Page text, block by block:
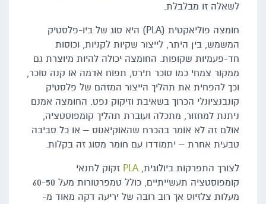
לשאלה זו מבלבלת.
חומצה פוליאקטית (PLA) היא סוג של ביו-פלסטיק
המשמש, בין היתר, לייצור שקיות לקניות, וכוסות
חד-פעמיות שקופות. החומצה יכולה להיות מיוצרת גם
ממקור צמחי כמו סוכר תירס, תפוח אדמה או קנה סוכר,
וכך להפחית את תהליך הייצור המזהם של פלסטיק
קונבנציונלי הכרוך בשאיבת וזיקוק נפט. החומצה אמנם
ניתנת למחזור, מתכלה ועוברת תהליך קומפוסטציה,
אולם זה לא אומר בהכרח שהאוקיאנוס – או כל סביבה
טבעית אחרת – יתמודדו עם חומר מסוג זה בקלות.
לצורך התפרקות ביולוגית,PLA זקוק לתנאי
קומפוסטציה תעשייתיים, כולל טמפרטורות מעל 60-50
מעלות צלזיוס אך רוב רובה של יריעה דקה מאוד מ-